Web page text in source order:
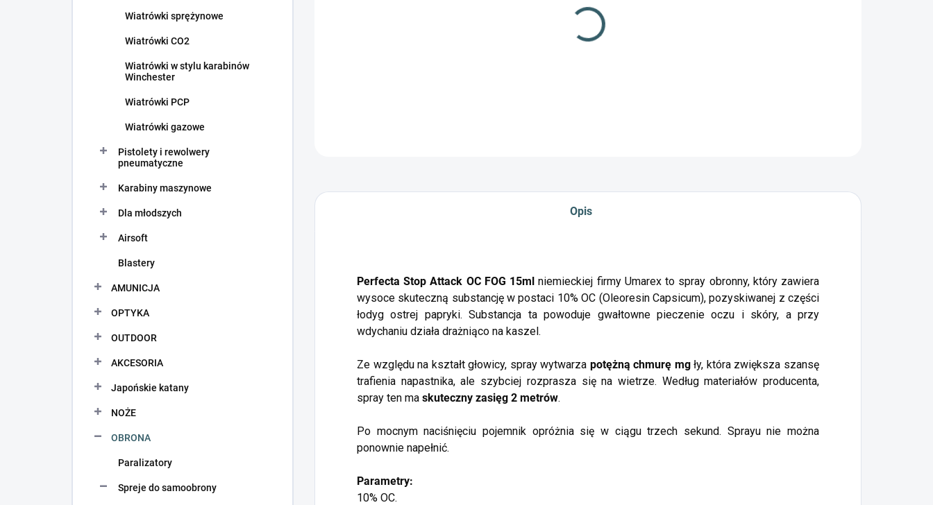
Wiatrówki sprężynowe
Wiatrówki CO2
Wiatrówki w stylu karabinów
Winchester
Wiatrówki PCP
Wiatrówki gazowe
Pistolety i rewolwery
pneumatyczne
Karabiny maszynowe
Dla młodszych
Airsoft
Blastery
AMUNICJA
OPTYKA
OUTDOOR
AKCESORIA
Japońskie katany
NOŻE
OBRONA
Paralizatory
Spreje do samoobrony
Opis
Perfecta Stop Attack OC FOG 15ml niemieckiej firmy Umarex to spray obronny, który zawiera
wysoce skuteczną substancję w postaci 10% OC (Oleoresin Capsicum), pozyskiwanej z części
łodyg ostrej papryki. Substancja ta powoduje gwałtowne pieczenie oczu i skóry, a przy
wdychaniu działa drażniąco na kaszel.
Ze względu na kształt głowicy, spray wytwarza potężną chmurę mgły, która zwiększa szansę
trafienia napastnika, ale szybciej rozprasza się na wietrze. Według materiałów producenta,
spray ten ma skuteczny zasięg 2 metrów.
Po mocnym naciśnięciu pojemnik opróżnia się w ciągu trzech sekund. Sprayu nie można
ponownie napełnić.
Parametry:
10% OC.